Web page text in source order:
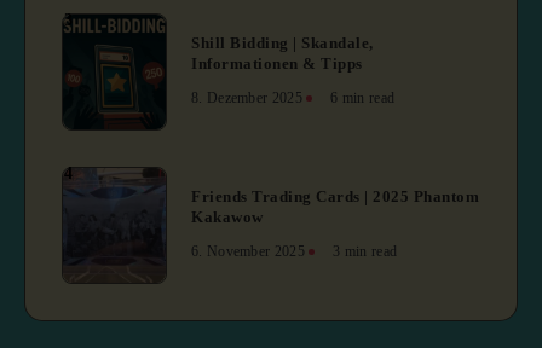
3
Shill Bidding | Skandale,
Informationen & Tipps
8. Dezember 2025 6 min read
4
Friends Trading Cards | 2025 Phantom
Kakawow
6. November 2025 3 min read